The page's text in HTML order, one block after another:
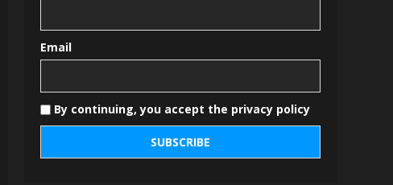
Email
By continuing, you accept the privacy policy